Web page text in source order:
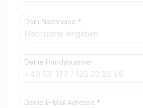
Dein Nachname *
Deine Handynummer
Deine E-Mail Adresse *